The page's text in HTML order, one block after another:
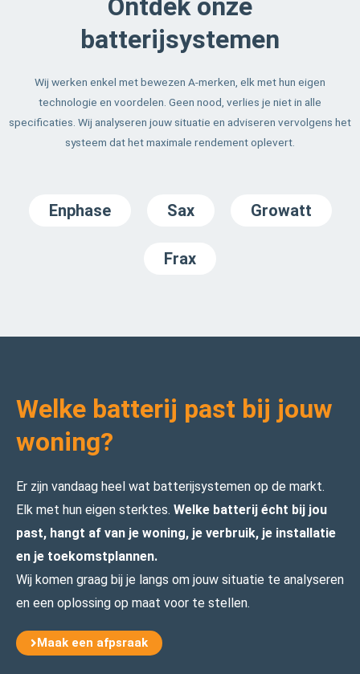
Ontdek onze
batterijsystemen
Wij werken enkel met bewezen A-merken, elk met hun eigen
technologie en voordelen. Geen nood, verlies je niet in alle
specificaties. Wij analyseren jouw situatie en adviseren vervolgens het
systeem dat het maximale rendement oplevert.
Enphase Sax Growatt
Frax
Welke batterij past bij jouw
woning?
Er zijn vandaag heel wat batterijsystemen op de markt.
Elk met hun eigen sterktes. Welke batterij écht bij jou
past, hangt af van je woning, je verbruik, je installatie
en je toekomstplannen.
Wij komen graag bij je langs om jouw situatie te analyseren
en een oplossing op maat voor te stellen.
Maak een afpsraak